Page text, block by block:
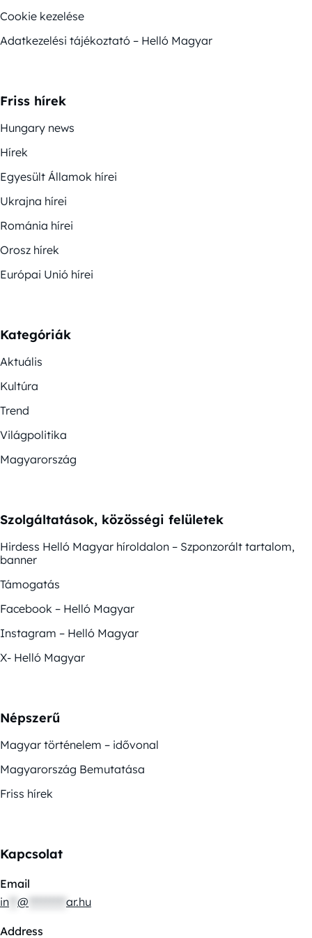
Cookie kezelése
Adatkezelési tájékoztató – Helló Magyar
Friss hírek
Hungary news
Hírek
Egyesült Államok hírei
Ukrajna hírei
Románia hírei
Orosz hírek
Európai Unió hírei
Kategóriák
Aktuális
Kultúra
Trend
Világpolitika
Magyarország
Szolgáltatások, közösségi felületek
Hirdess Helló Magyar híroldalon – Szponzorált tartalom,
banner
Támogatás
Facebook – Helló Magyar
Instagram – Helló Magyar
X- Helló Magyar
Népszerű
Magyar történelem – idővonal
Magyarország Bemutatása
Friss hírek
Kapcsolat
Email
in @ ar.hu
Address